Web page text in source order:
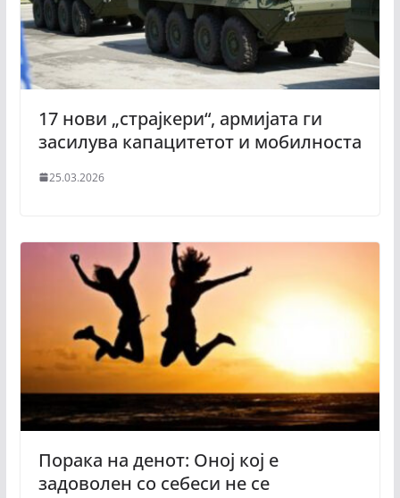
17 нови „страјкери“, армијата ги
засилува капацитетот и мобилноста
25.03.2026
Порака на денот: Оној кој е
задоволен со себеси не се